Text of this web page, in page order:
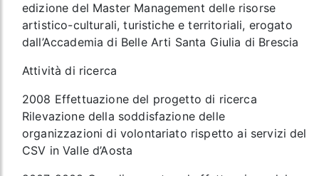
edizione del Master Management delle risorse
artistico-culturali, turistiche e territoriali, erogato
dall’Accademia di Belle Arti Santa Giulia di Brescia
Attività di ricerca
2008 Effettuazione del progetto di ricerca
Rilevazione della soddisfazione delle
organizzazioni di volontariato rispetto ai servizi del
CSV in Valle d’Aosta